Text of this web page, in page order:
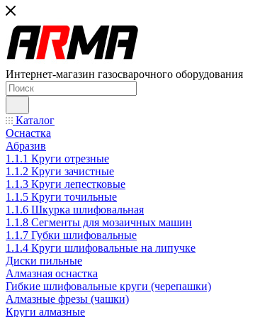
Интернет-магазин газосварочного оборудования
Каталог
Оснастка
Абразив
1.1.1 Круги отрезные
1.1.2 Круги зачистные
1.1.3 Круги лепестковые
1.1.5 Круги точильные
1.1.6 Шкурка шлифовальная
1.1.8 Сегменты для мозаичных машин
1.1.7 Губки шлифовальные
1.1.4 Круги шлифовальные на липучке
Диски пильные
Алмазная оснастка
Гибкие шлифовальные круги (черепашки)
Алмазные фрезы (чашки)
Круги алмазные